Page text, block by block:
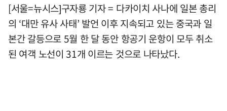
[서울=뉴시스]구자룡 기자 = 다카이치 사나에 일본 총리
의 ‘대만 유사 사태’ 발언 이후 지속되고 있는 중국과 일
본간 갈등으로 5월 한 달 동안 항공기 운항이 모두 취소
된 여객 노선이 31개 이르는 것으로 나타났다.